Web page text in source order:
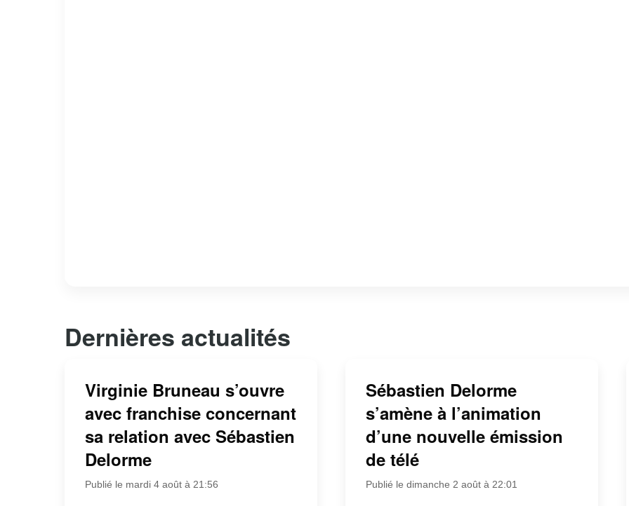
Dernières actualités
Virginie Bruneau s’ouvre
avec franchise concernant
sa relation avec Sébastien
Delorme
Publié le mardi 4 août à 21:56
Sébastien Delorme
s’amène à l’animation
d’une nouvelle émission
de télé
Publié le dimanche 2 août à 22:01